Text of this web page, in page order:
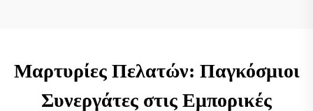
Μαρτυρίες Πελατών: Παγκόσμιοι
Συνεργάτες στις Εμπορικές